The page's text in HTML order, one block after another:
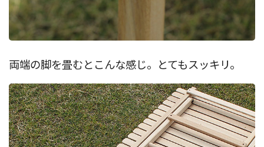
両端の脚を畳むとこんな感じ。とてもスッキリ。